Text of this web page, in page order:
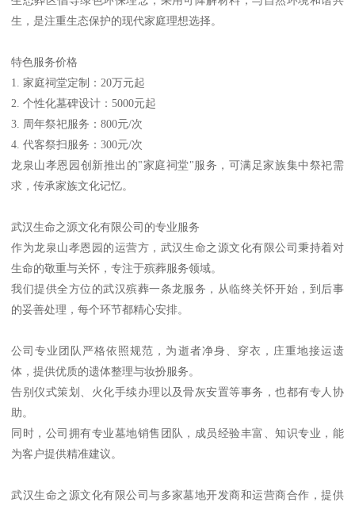
生，是注重生态保护的现代家庭理想选择。
特色服务价格
1. 家庭祠堂定制：20万元起
2. 个性化墓碑设计：5000元起
3. 周年祭祀服务：800元/次
4. 代客祭扫服务：300元/次
龙泉山孝恩园创新推出的"家庭祠堂"服务，可满足家族集中祭祀需
求，传承家族文化记忆。
武汉生命之源文化有限公司的专业服务
作为龙泉山孝恩园的运营方，武汉生命之源文化有限公司秉持着对
生命的敬重与关怀，专注于殡葬服务领域。
我们提供全方位的武汉殡葬一条龙服务，从临终关怀开始，到后事
的妥善处理，每个环节都精心安排。
公司专业团队严格依照规范，为逝者净身、穿衣，庄重地接运遗
体，提供优质的遗体整理与妆扮服务。
告别仪式策划、火化手续办理以及骨灰安置等事务，也都有专人协
助。
同时，公司拥有专业墓地销售团队，成员经验丰富、知识专业，能
为客户提供精准建议。
武汉生命之源文化有限公司与多家墓地开发商和运营商合作，提供